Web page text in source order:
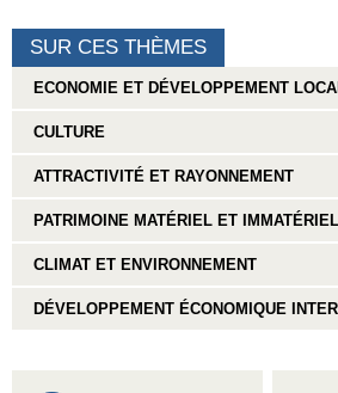
SUR CES THÈMES
ECONOMIE ET DÉVELOPPEMENT
CULTURE
ATTRACTIVITÉ ET RAYONNEMENT
PATRIMOINE MATÉRIEL ET IMMATÉRIEL
CLIMAT ET ENVIRONNEMENT
DÉVELOPPEMENT ÉCONOMIQUE